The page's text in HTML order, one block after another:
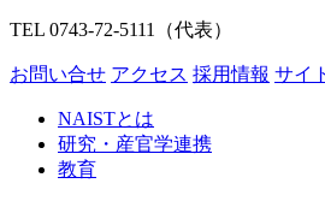
TEL 0743-72-5111（代表）
お問い合せ アクセス 採用情報 サイ
NAISTとは
研究・産官学連携
教育